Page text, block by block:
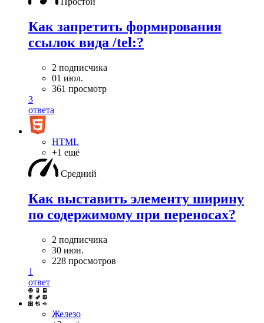
Как запретить формирования
ссылок вида /tel:?
2 подписчика
01 июл.
361 просмотр
3
ответа
HTML
+1 ещё
Средний
Как выставить элементу ширину
по содержимому при переносах?
2 подписчика
30 июн.
228 просмотров
1
ответ
Железо